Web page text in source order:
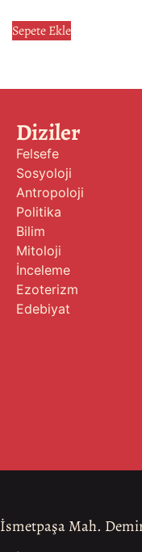
Sepete Ekle
Diziler
Felsefe
Sosyoloji
Antropoloji
Politika
Bilim
Mitoloji
İnceleme
Ezoterizm
Edebiyat
İsmetpaşa Mah.